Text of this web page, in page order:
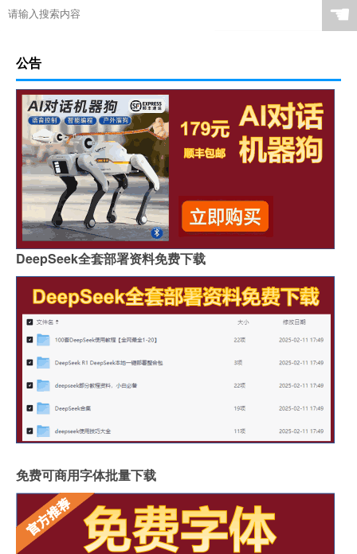
☚
公告
DeepSeek全套部署资料免费下载
免费可商用字体批量下载